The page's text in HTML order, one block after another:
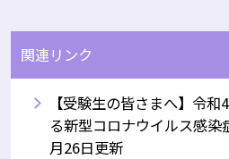
関連リンク
【受験生の皆さまへ】令
る新型コロナウイルス感
月26日更新